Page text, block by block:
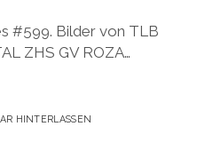
LEIPZIG
ROSTOCK
#599. Bilder von TLB
ZHS GV ROZA…
HINTERLASSEN